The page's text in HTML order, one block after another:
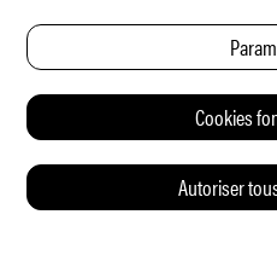
Cookies
Autoriser